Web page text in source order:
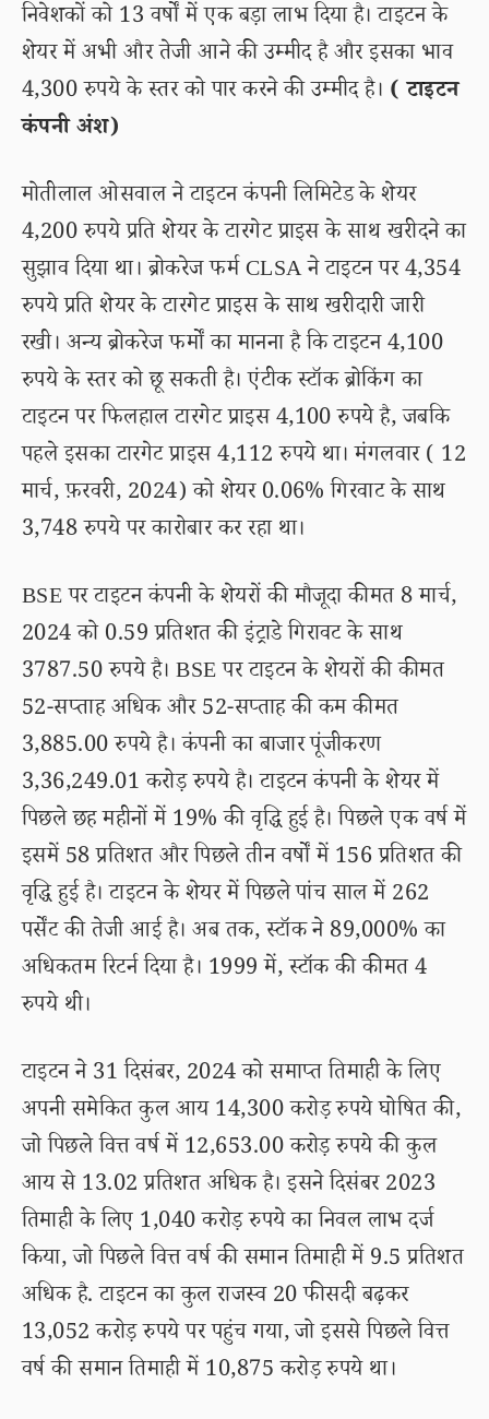
निवेशकों को 13 वर्षों में एक बड़ा लाभ दिया है। टाइटन के
शेयर में अभी और तेजी आने की उम्मीद है और इसका भाव
4,300 रुपये के स्तर को पार करने की उम्मीद है। ( टाइटन
कंपनी अंश)
मोतीलाल ओसवाल ने टाइटन कंपनी लिमिटेड के शेयर
4,200 रुपये प्रति शेयर के टारगेट प्राइस के साथ खरीदने का
सुझाव दिया था। ब्रोकरेज फर्म CLSA ने टाइटन पर 4,354
रुपये प्रति शेयर के टारगेट प्राइस के साथ खरीदारी जारी
रखी। अन्य ब्रोकरेज फर्मों का मानना है कि टाइटन 4,100
रुपये के स्तर को छू सकती है। एंटीक स्टॉक ब्रोकिंग का
टाइटन पर फिलहाल टारगेट प्राइस 4,100 रुपये है, जबकि
पहले इसका टारगेट प्राइस 4,112 रुपये था। मंगलवार ( 12
मार्च, फ़रवरी, 2024) को शेयर 0.06% गिरवाट के साथ
3,748 रुपये पर कारोबार कर रहा था।
BSE पर टाइटन कंपनी के शेयरों की मौजूदा कीमत 8 मार्च,
2024 को 0.59 प्रतिशत की इंट्राडे गिरावट के साथ
3787.50 रुपये है। BSE पर टाइटन के शेयरों की कीमत
52-सप्ताह अधिक और 52-सप्ताह की कम कीमत
3,885.00 रुपये है। कंपनी का बाजार पूंजीकरण
3,36,249.01 करोड़ रुपये है। टाइटन कंपनी के शेयर में
पिछले छह महीनों में 19% की वृद्धि हुई है। पिछले एक वर्ष में
इसमें 58 प्रतिशत और पिछले तीन वर्षों में 156 प्रतिशत की
वृद्धि हुई है। टाइटन के शेयर में पिछले पांच साल में 262
पर्सेंट की तेजी आई है। अब तक, स्टॉक ने 89,000% का
अधिकतम रिटर्न दिया है। 1999 में, स्टॉक की कीमत 4
रुपये थी।
टाइटन ने 31 दिसंबर, 2024 को समाप्त तिमाही के लिए
अपनी समेकित कुल आय 14,300 करोड़ रुपये घोषित की,
जो पिछले वित्त वर्ष में 12,653.00 करोड़ रुपये की कुल
आय से 13.02 प्रतिशत अधिक है। इसने दिसंबर 2023
तिमाही के लिए 1,040 करोड़ रुपये का निवल लाभ दर्ज
किया, जो पिछले वित्त वर्ष की समान तिमाही में 9.5 प्रतिशत
अधिक है. टाइटन का कुल राजस्व 20 फीसदी बढ़कर
13,052 करोड़ रुपये पर पहुंच गया, जो इससे पिछले वित्त
वर्ष की समान तिमाही में 10,875 करोड़ रुपये था।